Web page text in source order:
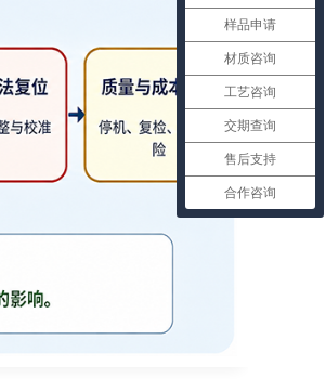
样品申请
材质咨询
工艺咨询
交期查询
售后支持
合作咨询